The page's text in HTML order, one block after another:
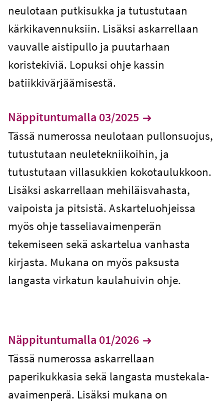
neulotaan putkisukka ja tutustutaan
kärkikavennuksiin. Lisäksi askarrellaan
vauvalle aistipullo ja puutarhaan
koristekiviä. Lopuksi ohje kassin
batiikkivärjäämisestä.
Näppituntumalla 03/2025
Tässä numerossa neulotaan pullonsuojus,
tutustutaan neuletekniikoihin, ja
tutustutaan villasukkien kokotaulukkoon.
Lisäksi askarrellaan mehiläisvahasta,
vaipoista ja pitsistä. Askarteluohjeissa
myös ohje tasseliavaimenperän
tekemiseen sekä askartelua vanhasta
kirjasta. Mukana on myös paksusta
langasta virkatun kaulahuivin ohje.
Näppituntumalla 01/2026
Tässä numerossa askarrellaan
paperikukkasia sekä langasta mustekala-
avaimenperä. Lisäksi mukana on